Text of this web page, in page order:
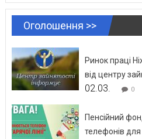
Оголошення >>
Ринок праці
від центру
02.03. 0
Пенсійний
телефонів